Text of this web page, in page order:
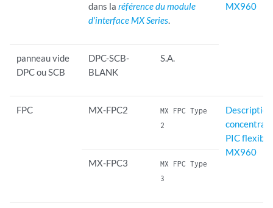
dans laréférence du module
d’interface MX Series.
MX960
panneau vide
DPC ou SCB
DPC-SCB-
BLANK
S.A.
FPC MX-FPC2
MX FPC Type
2
PIC flexible
MX960
MX-FPC3
MX FPC Type
3